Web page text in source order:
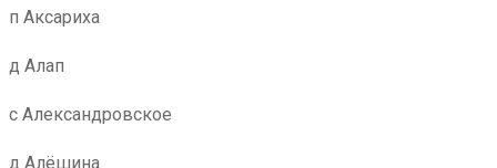
п Аксариха
д Алап
с Александровское
д Алёшина